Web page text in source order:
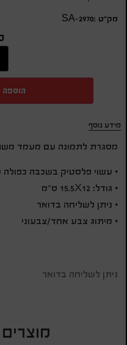
מק״ט :SA-2970
מידע נוסף
מסגרת לתמונה עם מעמד
• עשוי פלסטיק בשכבה כפולה של 3
• גודל: 15.5X12 ס”מ
• ניתן לשליחה בדואר
• מיתוג צבע אחד/צבעוני
ניתן לשליחה בדואר